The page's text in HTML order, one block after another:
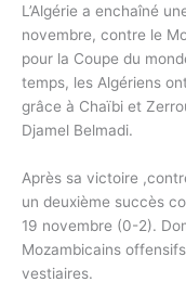
L’Algérie a enchaîné
novembre, contre le
pour la Coupe du
temps, les Algériens
grâce à Chaïbi et
Djamel Belmadi.
Après sa victoire
un deuxième succès
19 novembre (0-2).
Mozambicains
vestiaires.